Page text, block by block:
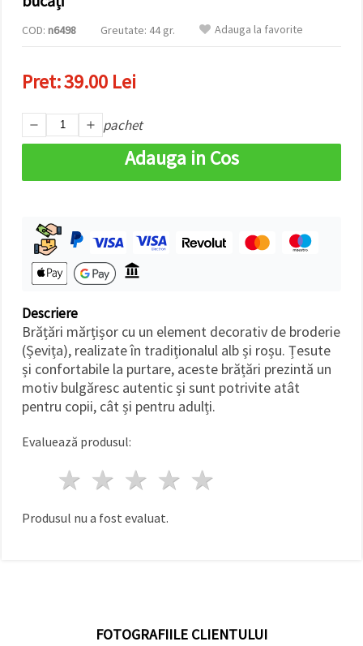
marketing.
Puteți fi de
cookie -
urile făcând
"acceptati
să vă
în setări
cookie -uri
făcând clic
pe butonul
"Salvați"
Аcceptati
toate!
Setări
COD: n6498 Greutate: 44 gr. Adauga la favorite
Pret:39.00 Lei
pachet
Adauga in Cos
Descriere
Brățări mărțișor cu un element decorativ de broderie
(Șevița), realizate în tradiționalul alb și roșu. Țesute
și confortabile la purtare, aceste brățări prezintă un
motiv bulgăresc autentic și sunt potrivite atât
pentru copii, cât și pentru adulți.
Evaluează produsul:
4 stele
3 stele
2 stele
1 stea
Produsul nu a fost evaluat.
FOTOGRAFIILE CLIENTULUI